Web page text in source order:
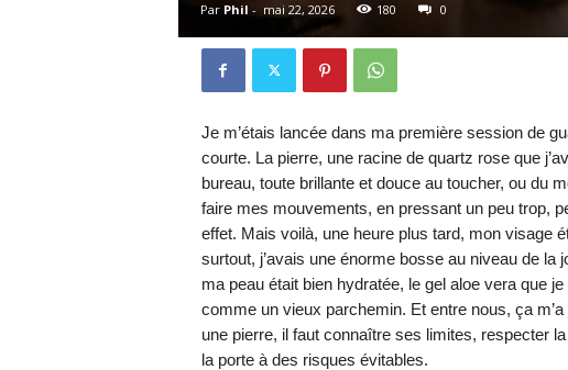
Par Phil - mai 22, 2026 180 0
Je m’étais lancée dans ma première session de
courte. La pierre, une racine de quartz rose que
bureau, toute brillante et douce au toucher, ou du
faire mes mouvements, en pressant un peu trop,
effet. Mais voilà, une heure plus tard, mon visage
surtout, j’avais une énorme bosse au niveau de la
ma peau était bien hydratée, le gel aloe vera que
comme un vieux parchemin. Et entre nous, ça
une pierre, il faut connaître ses limites, respecter
la porte à des risques évitables.